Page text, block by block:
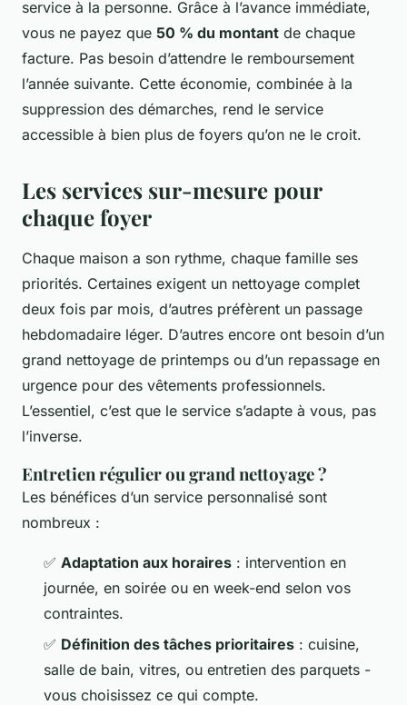
service à la personne. Grâce à l’avance immédiate,
vous ne payez que 50 % du montant de chaque
facture. Pas besoin d’attendre le remboursement
l’année suivante. Cette économie, combinée à la
suppression des démarches, rend le service
accessible à bien plus de foyers qu’on ne le croit.
Les services sur-mesure pour
chaque foyer
Chaque maison a son rythme, chaque famille ses
priorités. Certaines exigent un nettoyage complet
deux fois par mois, d’autres préfèrent un passage
hebdomadaire léger. D’autres encore ont besoin d’un
grand nettoyage de printemps ou d’un repassage en
urgence pour des vêtements professionnels.
L’essentiel, c’est que le service s’adapte à vous, pas
l’inverse.
Entretien régulier ou grand nettoyage ?
Les bénéfices d’un service personnalisé sont
nombreux :
✅ Adaptation aux horaires : intervention en
journée, en soirée ou en week-end selon vos
contraintes.
✅ Définition des tâches prioritaires : cuisine,
salle de bain, vitres, ou entretien des parquets -
vous choisissez ce qui compte.